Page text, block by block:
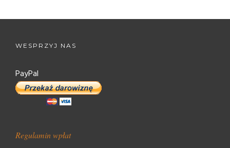
WESPRZYJ NAS
PayPal
Regulamin wpłat